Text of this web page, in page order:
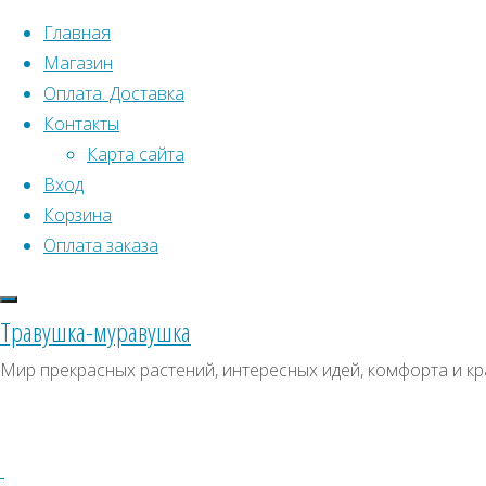
Перейти к содержимому
Главная
Магазин
Оплата. Доставка
Контакты
Карта сайта
Вход
Корзина
Оплата заказа
Травушка-муравушка
Мир прекрасных растений, интересных идей, комфорта и
Что искать:
Поиск
Бейкера
Купить
Купить
Искать:
СКИДКИ, АКЦИИ